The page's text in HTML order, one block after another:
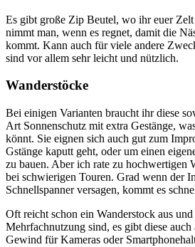
Es gibt große Zip Beutel, wo ihr euer
nimmt man, wenn es regnet, damit die
kommt. Kann auch für viele andere
sind vor allem sehr leicht und nützlich.
Wanderstöcke
Bei einigen Varianten braucht ihr diese
Art Sonnenschutz mit extra Gestänge,
könnt. Sie eignen sich auch gut zum
Gstänge kaputt geht, oder um einen
zu bauen. Aber ich rate zu hochwertigen
bei schwierigen Touren. Grad wenn der
Schnellspanner versagen, kommt es
Oft reicht schon ein Wanderstock aus
Mehrfachnutzung sind, es gibt diese
Gewind für Kameras oder